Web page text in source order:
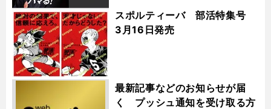
スポルティーバ 部活特集号
3月16日発売
最新記事などのお知らせが届
く プッシュ通知を受け取る方